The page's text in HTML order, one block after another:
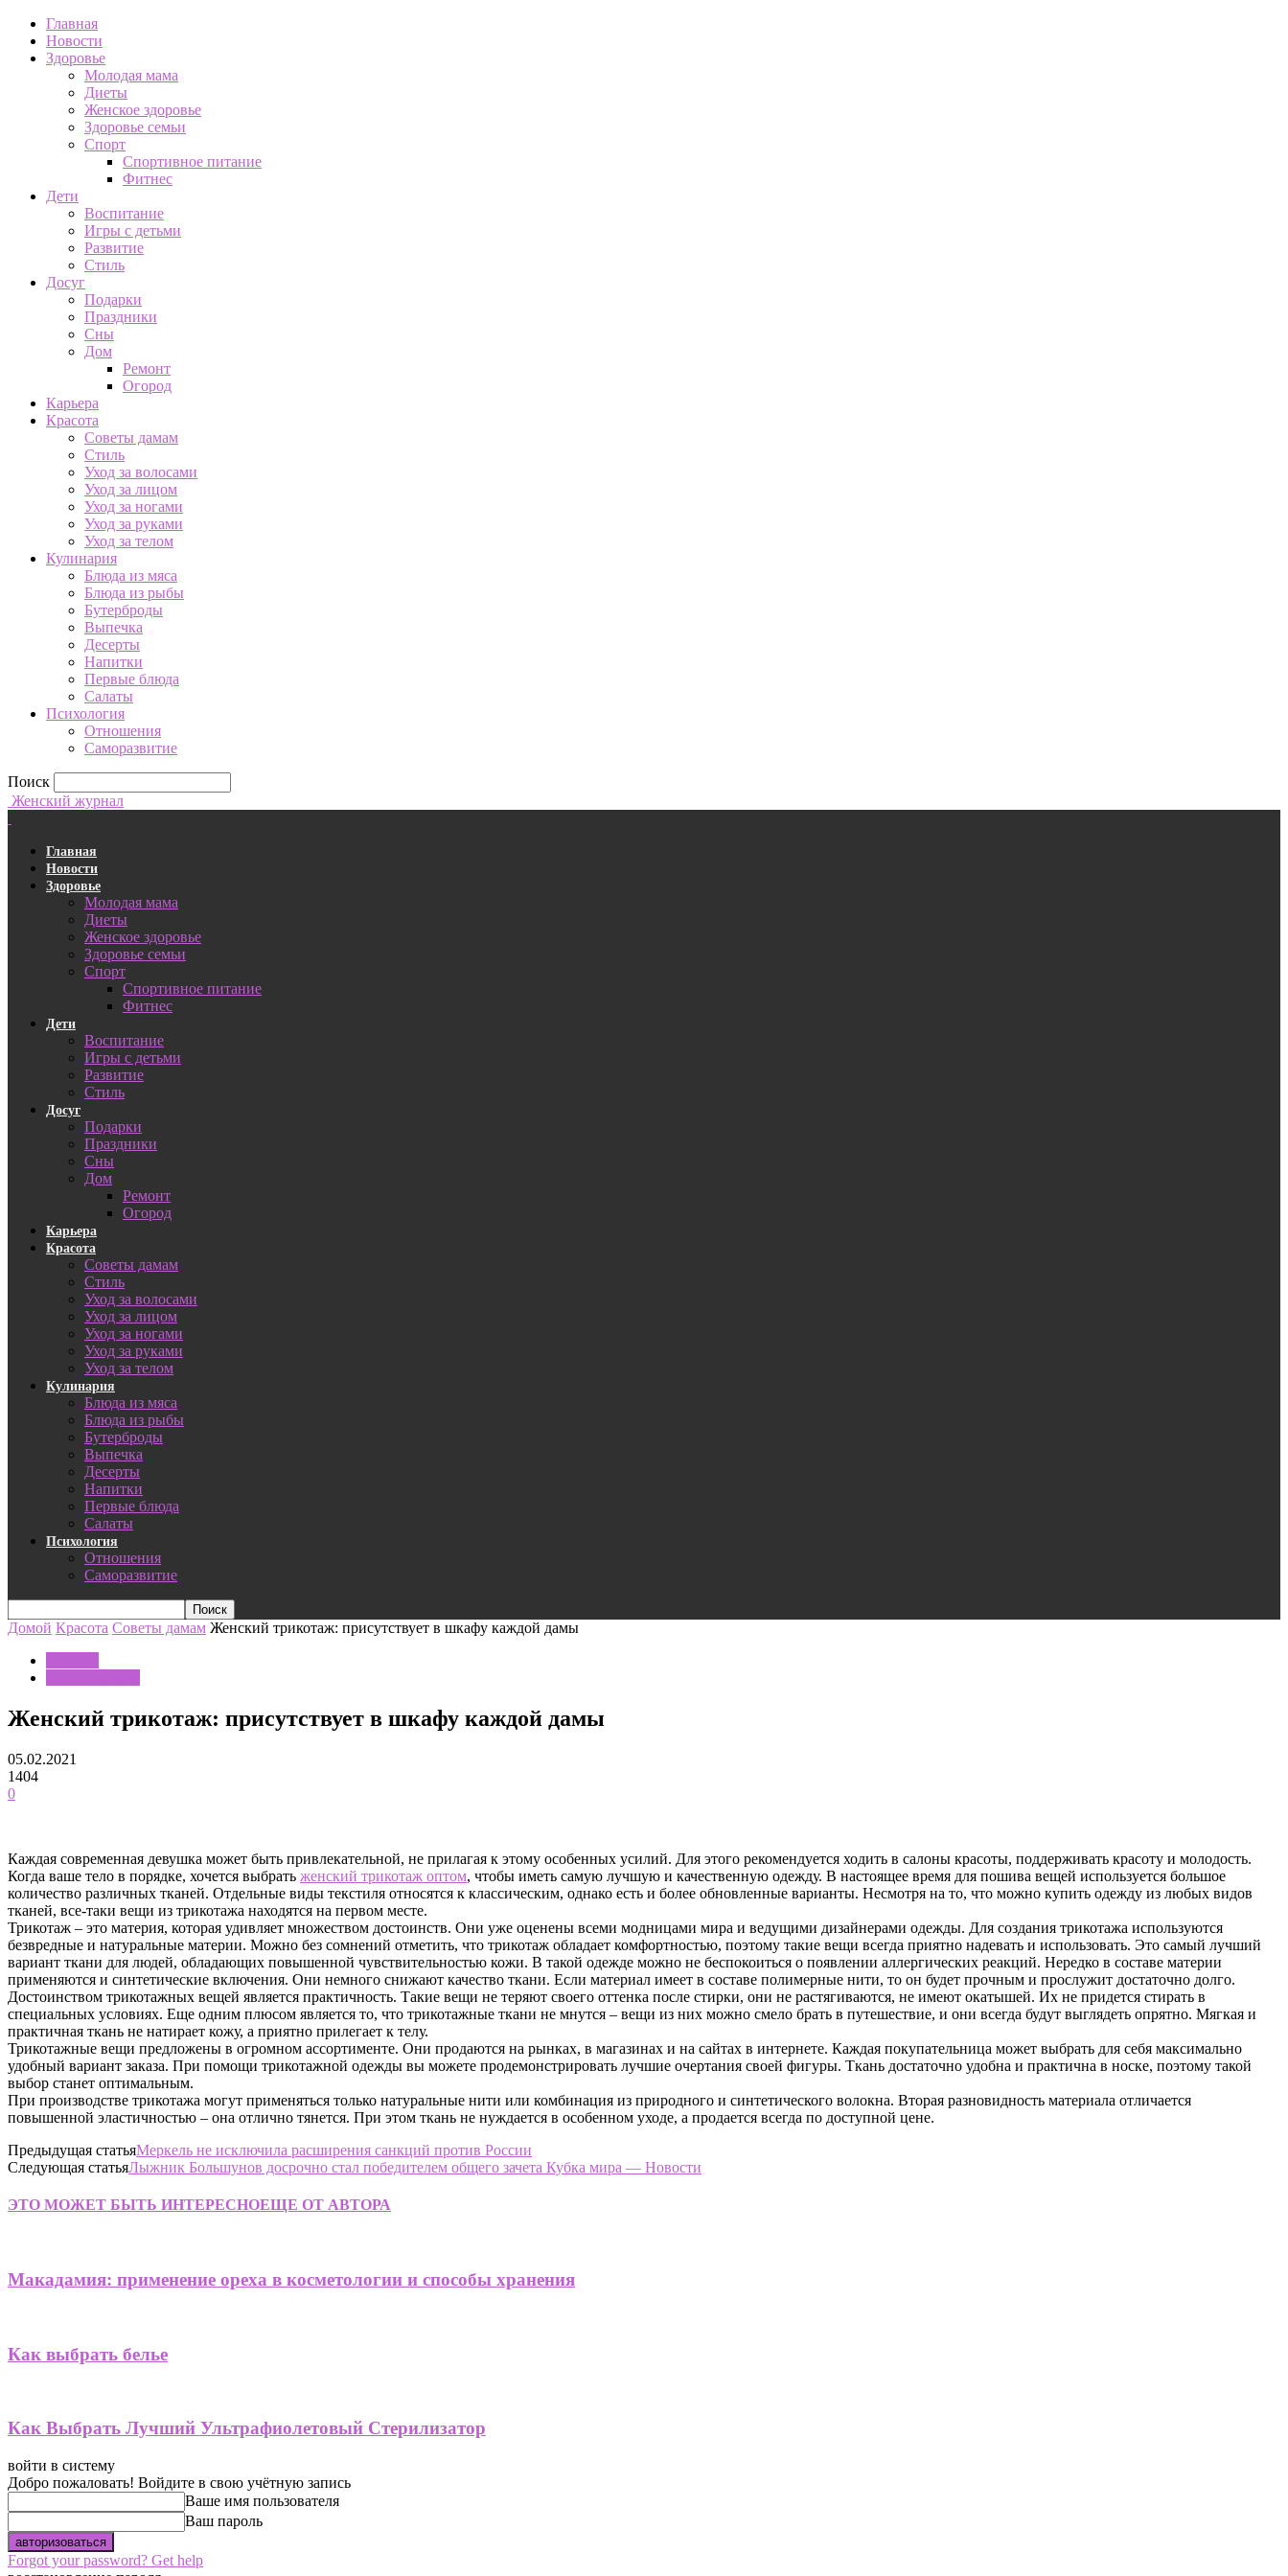
Главная
Новости
Здоровье
Молодая мама
Диеты
Женское здоровье
Здоровье семьи
Спорт
Спортивное питание
Фитнес
Дети
Воспитание
Игры с детьми
Развитие
Стиль
Досуг
Подарки
Праздники
Сны
Дом
Ремонт
Огород
Карьера
Красота
Советы дамам
Стиль
Уход за волосами
Уход за лицом
Уход за ногами
Уход за руками
Уход за телом
Кулинария
Блюда из мяса
Блюда из рыбы
Бутерброды
Выпечка
Десерты
Напитки
Первые блюда
Салаты
Психология
Отношения
Саморазвитие
Поиск
Женский журнал
Главная
Новости
Здоровье
Молодая мама
Диеты
Женское здоровье
Здоровье семьи
Спорт
Спортивное питание
Фитнес
Дети
Воспитание
Игры с детьми
Развитие
Стиль
Досуг
Подарки
Праздники
Сны
Дом
Ремонт
Огород
Карьера
Красота
Советы дамам
Стиль
Уход за волосами
Уход за лицом
Уход за ногами
Уход за руками
Уход за телом
Кулинария
Блюда из мяса
Блюда из рыбы
Бутерброды
Выпечка
Десерты
Напитки
Первые блюда
Салаты
Психология
Отношения
Саморазвитие
Домой Красота Советы дамам Женский трикотаж: присутствует в шкафу каждой дамы
Женский трикотаж: присутствует в шкафу каждой дамы
05.02.2021
1404
0
Каждая современная девушка может быть привлекательной, не прилагая к этому особенных усилий. Для этого рекомендуется ходить в салоны красоты, поддерживать красоту и молодость.
Когда ваше тело в порядке, хочется выбрать женский трикотаж оптом, чтобы иметь самую лучшую и качественную одежду. В настоящее время для пошива вещей используется большое
количество различных тканей. Отдельные виды текстиля относятся к классическим, однако есть и более обновленные варианты. Несмотря на то, что можно купить одежду из любых видов
тканей, все-таки вещи из трикотажа находятся на первом месте.
Трикотаж – это материя, которая удивляет множеством достоинств. Они уже оценены всеми модницами мира и ведущими дизайнерами одежды. Для создания трикотажа используются
безвредные и натуральные материи. Можно без сомнений отметить, что трикотаж обладает комфортностью, поэтому такие вещи всегда приятно надевать и использовать. Это самый лучший
вариант ткани для людей, обладающих повышенной чувствительностью кожи. В такой одежде можно не беспокоиться о появлении аллергических реакций. Нередко в составе материи
применяются и синтетические включения. Они немного снижают качество ткани. Если материал имеет в составе полимерные нити, то он будет прочным и прослужит достаточно долго.
Достоинством трикотажных вещей является практичность. Такие вещи не теряют своего оттенка после стирки, они не растягиваются, не имеют окатышей. Их не придется стирать в
специальных условиях. Еще одним плюсом является то, что трикотажные ткани не мнутся – вещи из них можно смело брать в путешествие, и они всегда будут выглядеть опрятно. Мягкая и
практичная ткань не натирает кожу, а приятно прилегает к телу.
Трикотажные вещи предложены в огромном ассортименте. Они продаются на рынках, в магазинах и на сайтах в интернете. Каждая покупательница может выбрать для себя максимально
удобный вариант заказа. При помощи трикотажной одежды вы можете продемонстрировать лучшие очертания своей фигуры. Ткань достаточно удобна и практична в носке, поэтому такой
выбор станет оптимальным.
При производстве трикотажа могут применяться только натуральные нити или комбинация из природного и синтетического волокна. Вторая разновидность материала отличается
повышенной эластичностью – она отлично тянется. При этом ткань не нуждается в особенном уходе, а продается всегда по доступной цене.
Предыдущая статьяМеркель не исключила расширения санкций против России
Следующая статьяЛыжник Большунов досрочно стал победителем общего зачета Кубка мира — Новости
ЭТО МОЖЕТ БЫТЬ ИНТЕРЕСНОЕЩЕ ОТ АВТОРА
Макадамия: применение ореха в косметологии и способы хранения
Как выбрать белье
Как Выбрать Лучший Ультрафиолетовый Стерилизатор
войти в систему
Добро пожаловать! Войдите в свою учётную запись
Ваше имя пользователя
Ваш пароль
Forgot your password? Get help